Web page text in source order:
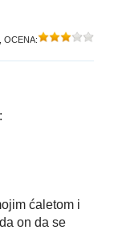
, OCENA:
ćaletom i
on da se